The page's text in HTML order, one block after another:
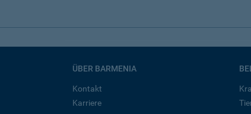
ÜBER BARMENIA
Kontakt
Karriere